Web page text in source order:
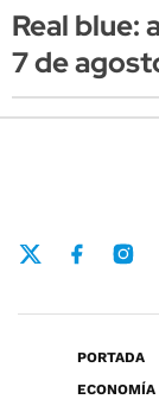
Real blue:
7 de
PORTADA
ECONOMÍA